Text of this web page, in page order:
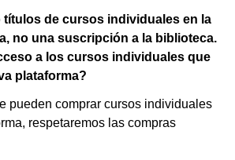
de cursos individuales en la
no una suscripción a la biblioteca.
a los cursos individuales que
plataforma?
pueden comprar cursos individuales
respetaremos las compras